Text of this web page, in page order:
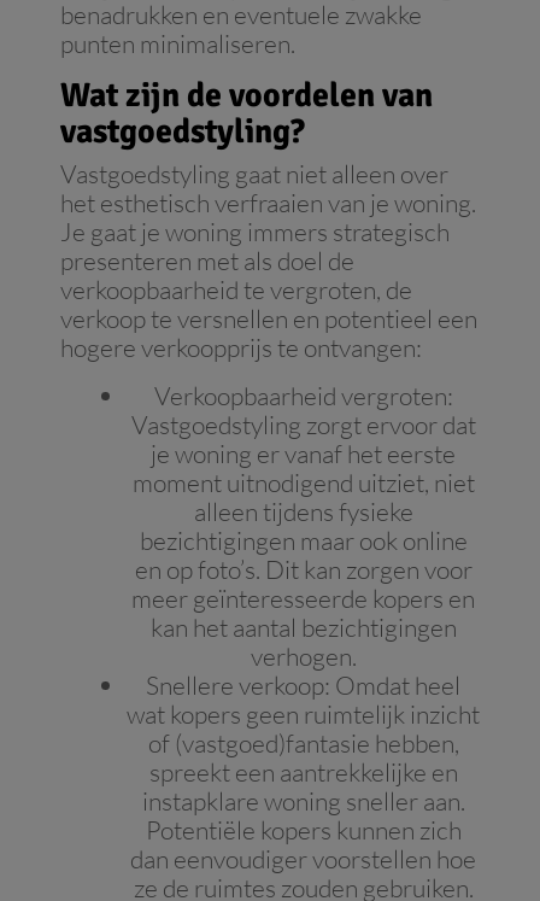
benadrukken en eventuele zwakke
punten minimaliseren.
Wat zijn de voordelen van
vastgoedstyling?
Vastgoedstyling gaat niet alleen over
het esthetisch verfraaien van je woning.
Je gaat je woning immers strategisch
presenteren met als doel de
verkoopbaarheid te vergroten, de
verkoop te versnellen en potentieel een
hogere verkoopprijs te ontvangen:
Verkoopbaarheid vergroten:
Vastgoedstyling zorgt ervoor dat
je woning er vanaf het eerste
moment uitnodigend uitziet, niet
alleen tijdens fysieke
bezichtigingen maar ook online
en op foto’s. Dit kan zorgen voor
meer geïnteresseerde kopers en
kan het aantal bezichtigingen
verhogen.
Snellere verkoop: Omdat heel
wat kopers geen ruimtelijk inzicht
of (vastgoed)fantasie hebben,
spreekt een aantrekkelijke en
instapklare woning sneller aan.
Potentiële kopers kunnen zich
dan eenvoudiger voorstellen hoe
ze de ruimtes zouden gebruiken.